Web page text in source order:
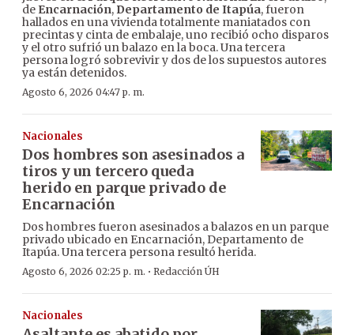
de Encarnación, Departamento de Itapúa, fueron
hallados en una vivienda totalmente maniatados con
precintas y cinta de embalaje, uno recibió ocho disparos
y el otro sufrió un balazo en la boca. Una tercera
persona logró sobrevivir y dos de los supuestos autores
ya están detenidos.
Agosto 6, 2026 04:47 p. m.
Nacionales
Dos hombres son asesinados a
tiros y un tercero queda
herido en parque privado de
Encarnación
Dos hombres fueron asesinados a balazos en un parque
privado ubicado en Encarnación, Departamento de
Itapúa. Una tercera persona resultó herida.
Agosto 6, 2026 02:25 p. m. · Redacción ÚH
Nacionales